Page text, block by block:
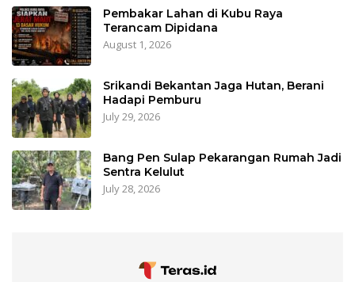
Pembakar Lahan di Kubu Raya
Terancam Dipidana
August 1, 2026
Srikandi Bekantan Jaga Hutan, Berani
Hadapi Pemburu
July 29, 2026
Bang Pen Sulap Pekarangan Rumah Jadi
Sentra Kelulut
July 28, 2026